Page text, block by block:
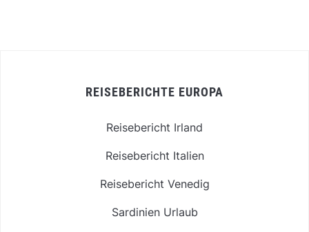
REISEBERICHTE EUROPA
Reisebericht Irland
Reisebericht Italien
Reisebericht Venedig
Sardinien Urlaub